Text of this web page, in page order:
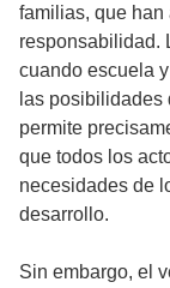
familias, que han
responsabilidad.
cuando escuela
las
permite
que todos los
necesidades de
desarrollo.
Sin embargo, el